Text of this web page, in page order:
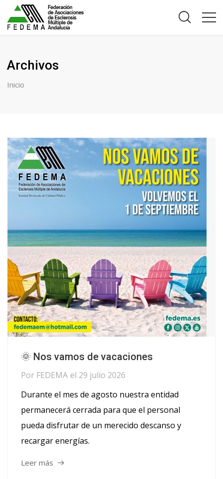
Archivos
Inicio
🌞 Nos vamos de vacaciones
Por FEDEMA el 29 julio 2026
Durante el mes de agosto nuestra entidad
permanecerá cerrada para que el personal
pueda disfrutar de un merecido descanso y
recargar energías.
Leer más